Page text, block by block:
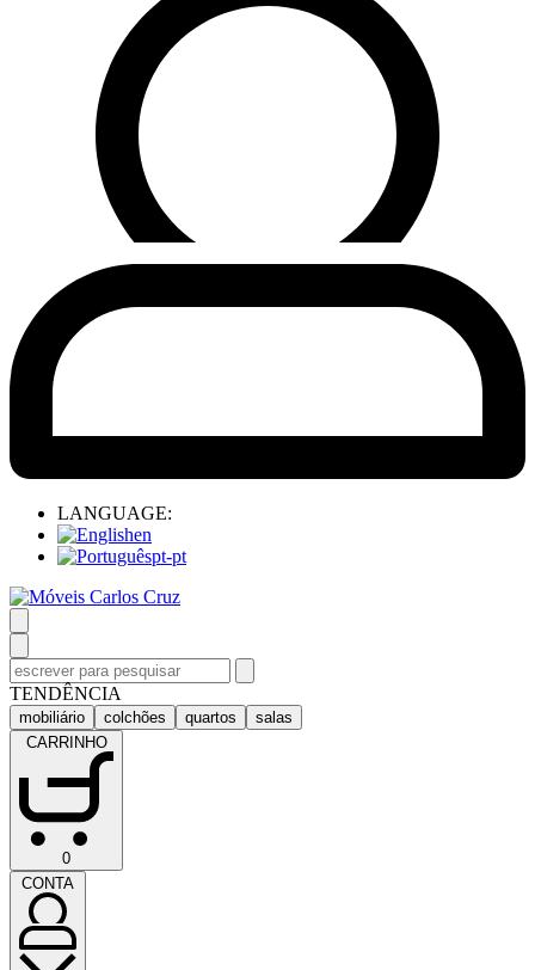
LANGUAGE:
en
pt-pt
Pesquisar
por:
TENDÊNCIA
mobiliário colchões quartos
salas
CARRINHO
0CARRINHO
(0)
CONTA
CONTA